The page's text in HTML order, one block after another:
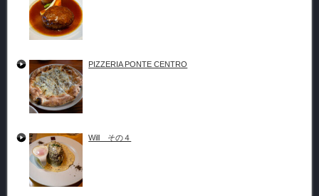
PIZZERIA PONTE CENTRO
Will その４